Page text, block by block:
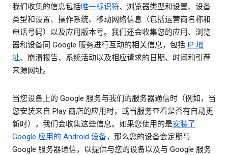
我们收集的信息包括唯一标识符、浏览器类型和设置、设备
类型和设置、操作系统、移动网络信息（包括运营商名称和
电话号码）以及应用版本号。我们还会收集您的应用、浏览
器和设备同 Google 服务进行互动的相关信息，包括 IP 地
址、崩溃报告、系统活动以及相应请求的日期、时间和引荐
来源网址。
当您设备上的 Google 服务与我们的服务器通信时（例如，当
您安装来自 Play 商店的应用时，或当服务查看是否有自动更
新时），我们会收集这些信息。如果您使用的是安装了
Google 应用的 Android 设备，那么您的设备会定期与
Google 服务器通信，以提供与您的设备以及与 Google 服务